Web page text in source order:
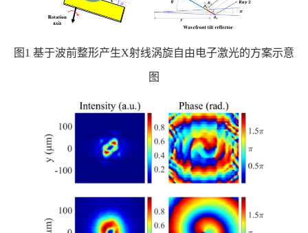
图1 基于波前整形产生X射线涡旋自由电子激光的方案示意
图